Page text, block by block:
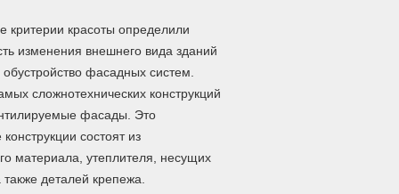
критерии красоты определили
изменения внешнего вида зданий
фасадных систем.
сложнотехнических конструкций
фасады. Это
состоят из
материала, утеплителя, несущих
деталей крепежа.